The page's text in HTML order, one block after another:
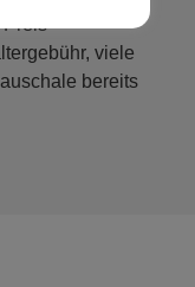
Preis-
viele
bereits